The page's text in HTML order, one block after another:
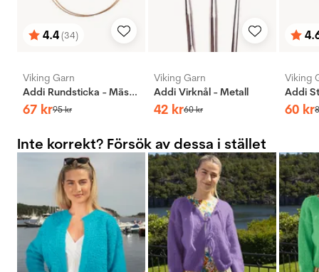
Betyg:
4.4(34)
utav 5 stjärnor
Viking Garn
Addi Rundsticka - Mässing
67 kr95kr
Viking Garn
Addi Virknål - Metall
42 kr60kr
utav
Viking
60 kr
Inte korrekt? Försök av dessa i stället